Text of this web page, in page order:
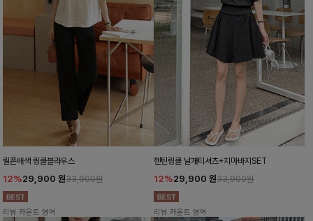
릴픈배색 링클블라우스
12%29,900 원33,900원
리뷰 카운트 영역
헨틴링클 날개티셔츠+치마바지SET
12%29,900 원33,900원
리뷰 카운트 영역